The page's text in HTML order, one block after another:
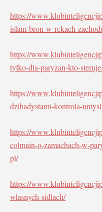
https://
islam-bron-w-rekach-
https://
tylko-dla-paryzan-kto-
https://
dzihadystami-kontrola-
https://
colmain-o-zamachach-w-
pl/
https://
wlasnych-sidlach/